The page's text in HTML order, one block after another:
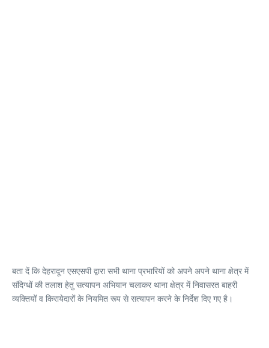
बता दें कि देहरादून एसएसपी द्वारा सभी थाना प्रभारियों को अपने अपने थाना क्षेत्र में
संदिग्धों की तलाश हेतु सत्यापन अभियान चलाकर थाना क्षेत्र में निवासरत बाहरी
व्यक्तियों व किरायेदारों के नियमित रूप से सत्यापन करने के निर्देश दिए गए है।